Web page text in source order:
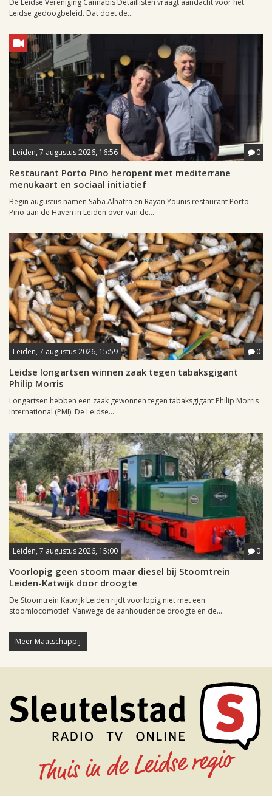
De Leidse Vereniging Cannabis Detaillisten vraagt aandacht voor het
Leidse gedoogbeleid. Dat doet de...
Leiden, 7 augustus 2026, 16:56 0
Restaurant Porto Pino heropent met mediterrane
menukaart en sociaal initiatief
Begin augustus namen Saba Alhatra en Rayan Younis restaurant Porto
Pino aan de Haven in Leiden over van de...
Leiden, 7 augustus 2026, 15:59 0
Leidse longartsen winnen zaak tegen tabaksgigant
Philip Morris
Longartsen hebben een zaak gewonnen tegen tabaksgigant Philip Morris
International (PMI). De Leidse...
Leiden, 7 augustus 2026, 15:00 0
Voorlopig geen stoom maar diesel bij Stoomtrein
Leiden-Katwijk door droogte
De Stoomtrein Katwijk Leiden rijdt voorlopig niet met een
stoomlocomotief. Vanwege de aanhoudende droogte en de...
Meer Maatschappij